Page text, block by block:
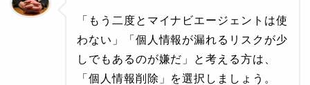
「もう二度とマイナビエージェントは使
わない」「個人情報が漏れるリスクが少
しでもあるのが嫌だ」と考える方は、
「個人情報削除」を選択しましょう。